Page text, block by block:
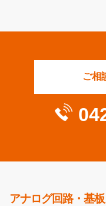
ご相
アナログ回路・基